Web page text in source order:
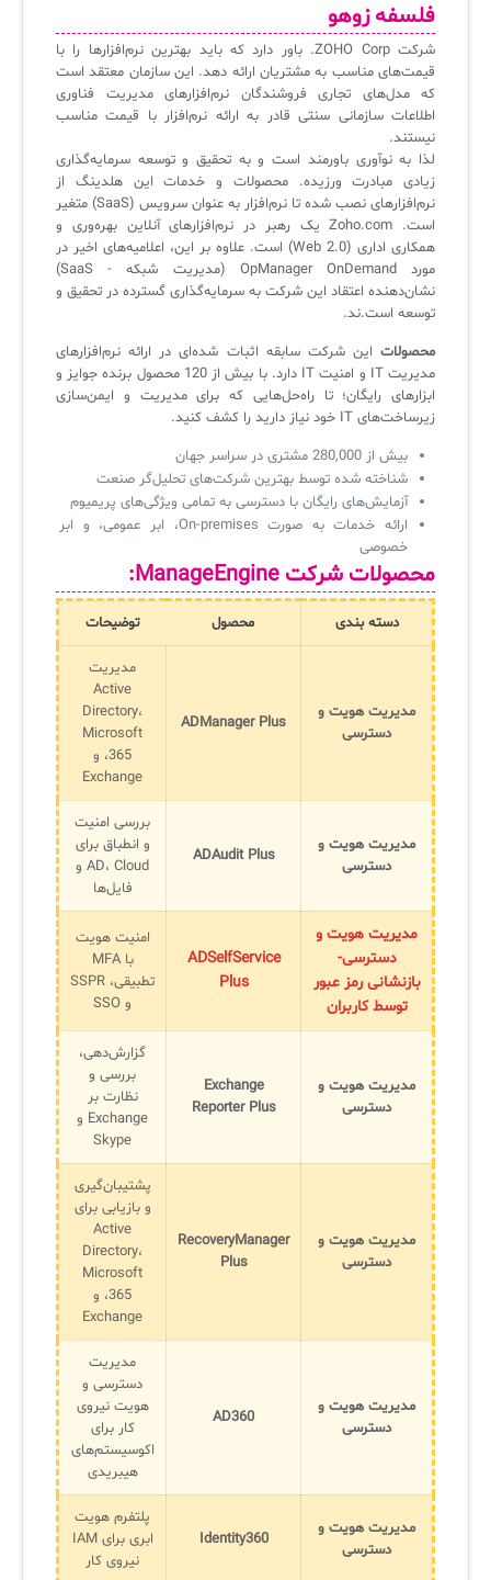
فلسفه زوهو
شرکت ZOHO Corp. باور دارد که باید بهترین نرم‌افزارها را با
قیمت‌های مناسب به مشتریان ارائه دهد. این سازمان معتقد است
که مدل‌های تجاری فروشندگان نرم‌افزارهای مدیریت فناوری
اطلاعات سازمانی سنتی قادر به ارائه نرم‌افزار با قیمت مناسب
نیستند.
لذا به نوآوری باورمند است و به تحقیق و توسعه سرمایه‌گذاری
زیادی مبادرت ورزیده. محصولات و خدمات این هلدینگ از
نرم‌افزارهای نصب شده تا نرم‌افزار به عنوان سرویس (SaaS) متغیر
است. Zoho.com یک رهبر در نرم‌افزارهای آنلاین بهره‌وری و
همکاری اداری (Web 2.0) است. علاوه بر این، اعلامیه‌های اخیر در
مورد OpManager OnDemand (مدیریت شبکه - SaaS)
نشان‌دهنده اعتقاد این شرکت به سرمایه‌گذاری گسترده در تحقیق و
توسعه است.ند.
محصولات این شرکت سابقه اثبات شده‌ای در ارائه نرم‌افزارهای
مدیریت IT و امنیت IT دارد. با بیش از 120 محصول برنده جوایز و
ابزارهای رایگان؛ تا راه‌حل‌هایی که برای مدیریت و ایمن‌سازی
زیرساخت‌های IT خود نیاز دارید را کشف کنید.
بیش از 280,000 مشتری در سراسر جهان
شناخته شده توسط بهترین شرکت‌های تحلیل‌گر صنعت
آزمایش‌های رایگان با دسترسی به تمامی ویژگی‌های پریمیوم
ارائه خدمات به صورت On-premises، ابر عمومی، و ابر
خصوصی
محصولات شرکت ManageEngine:
دسته بندی محصول توضیحات
مدیریت هویت و
دسترسی
ADManager Plus
مدیریت
Active
Directory،
Microsoft
365، و
Exchange
مدیریت هویت و
دسترسی
ADAudit Plus
بررسی امنیت
و انطباق برای
AD، Cloud و
فایل‌ها
مدیریت هویت و
دسترسی-
بازنشانی رمز عبور
توسط کاربران
ADSelfService
Plus
امنیت هویت
با MFA
تطبیقی، SSPR
و SSO
مدیریت هویت و
دسترسی
Exchange
Reporter Plus
گزارش‌دهی،
بررسی و
نظارت بر
Exchange و
Skype
مدیریت هویت و
دسترسی
RecoveryManager
Plus
پشتیبان‌گیری
و بازیابی برای
Active
Directory،
Microsoft
365، و
Exchange
مدیریت هویت و
دسترسی
AD360
مدیریت
دسترسی و
هویت نیروی
کار برای
اکوسیستم‌های
هیبریدی
مدیریت هویت و
دسترسی
Identity360
پلتفرم هویت
ابری برای IAM
نیروی کار
سامانه مدیریت دسترسی ممتاز
سامانه مدیریت و مانیتورینگ شبکه
سامانه آزمون آنلاین